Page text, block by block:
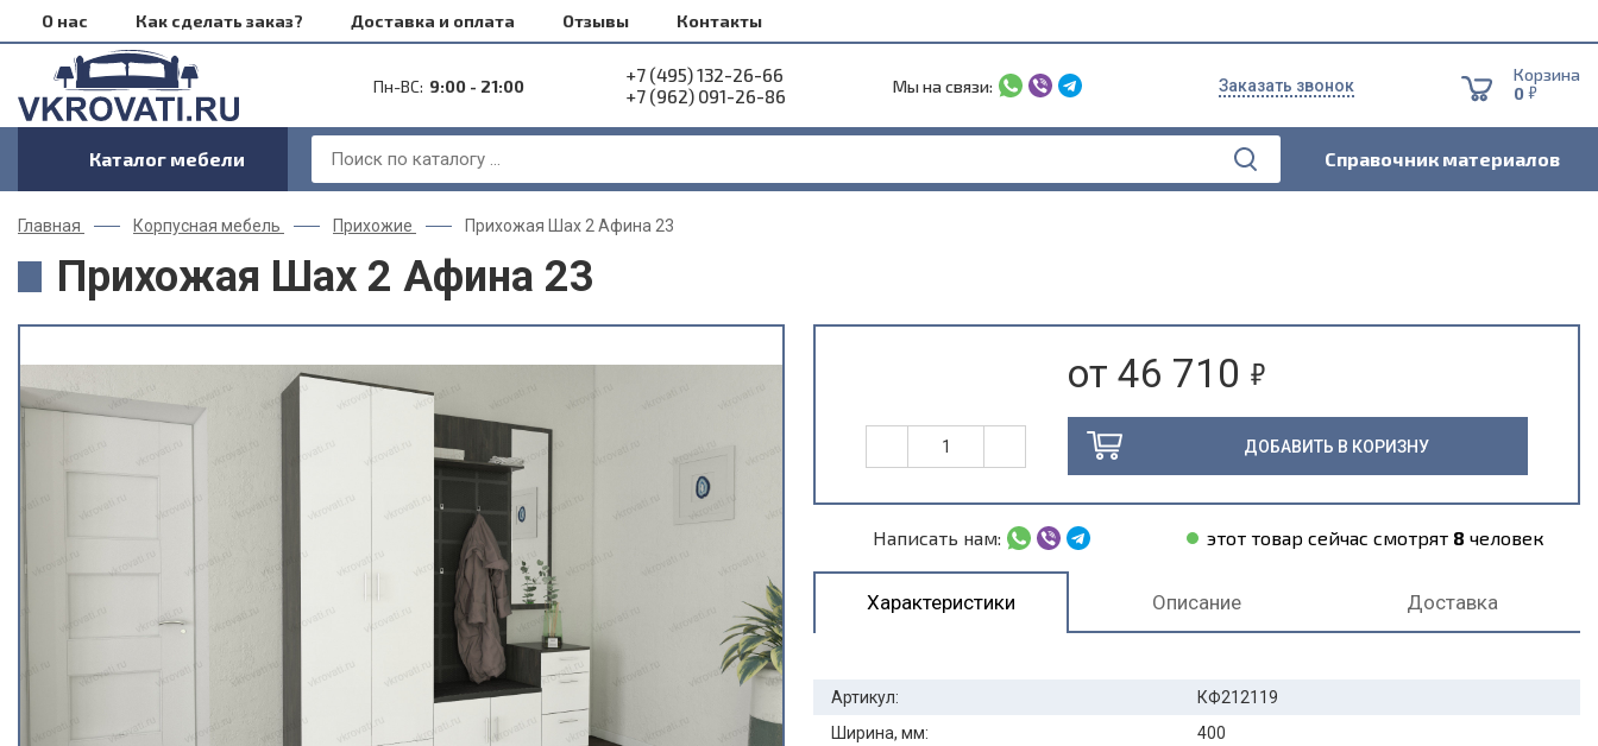
О нас Как сделать заказ? Доставка и оплата Отзывы Контакты
Пн-ВС: 9:00 - 21:00
+7 (495) 132-26-66
+7 (962) 091-26-86
Мы на связи: Заказать звонок
Корзина
0 5
Каталог мебели Справочник материалов
Главная Корпусная мебель Прихожие Прихожая Шах 2 Афина 23
Прихожая Шах 2 Афина 23
от 46 710 5
ДОБАВИТЬ В КОРИЗНУ
Написать нам: этот товар сейчас смотрят 8 человек
Характеристики Описание Доставка
Артикул:
КФ212119
Ширина, мм:
400